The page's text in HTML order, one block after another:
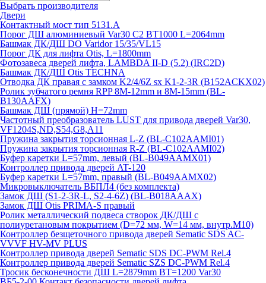
Выбрать производителя
Двери
Контактный мост тип 5131.A
Порог ДШ алюминиевый Var30 C2 BT1000 L=2064mm
Башмак ДК/ДШ DO Varidor 15/35/VL15
Порог ДК для лифта Otis, L=1800mm
Фотозавеса дверей лифта, LAMBDA II-D (5.2) (IRC2D)
Башмак ДК/ДШ Otis TECHNA
Отводка ДК правая с замком K2/4/6Z sx K1-2-3R (B152ACKX02)
Ролик зубчатого ремня RPP 8M-12mm и 8M-15mm (BL-
B130AAFX)
Башмак ДШ (прямой) H=72mm
Частотный преобразователь LUST для привода дверей Var30,
VF1204S,ND,S54,G8,A11
Пружина закрытия торсионная L-Z (BL-C102AAMI01)
Пружина закрытия торсионная R-Z (BL-C102AAMI02)
Буфер каретки L=57mm, левый (BL-B049AAMX01)
Контроллер привода дверей AT-120
Буфер каретки L=57mm, правый (BL-B049AAMX02)
Микровыключатель ВБПЛ4 (без комплекта)
Замок ДШ (S1-2-3R-L, S2-4-6Z) (BL-B018AAAX)
Замок ДШ Otis PRIMA-S правый
Ролик металлический подвеса створок ДК/ДШ с
полиуретановым покрытием (D=72 мм, W=14 мм, внутр.М10)
Контроллер безщеточного привода дверей Sematiс SDS AC-
VVVF HV-MV PLUS
Контроллер привода дверей Sematic SDS DC-PWM Rel.4
Контроллер привода дверей Sematic SZS DC-PWM Rel.4
Тросик бесконечности ДШ L=2879mm BT=1200 Var30